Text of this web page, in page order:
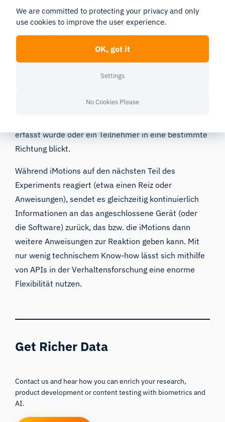
zwischen verschiedenen Geräten ist es auch möglich,
die Daten zum Auslösen von Ereignissen in iMotions
zu nutzen und sie sogar an das ursprüngliche Gerät
So lassen sich beispielsweise Befehle erstellen, die
sobald ein bestimmter Gesichtsausdruck gezeigt
erfasst wurde oderein Teilnehmer in eine bestimmte
Richtung blickt.
Während iMotions auf den nächsten Teil des
Experiments reagiert (etwa einen Reiz oder
Anweisungen), sendet es gleichzeitig kontinuierlich
Informationen an das angeschlossene Gerät (oder
die Software) zurück, das bzw. die iMotions dann
weitere Anweisungen zur Reaktion geben kann. Mit
nur wenig technischem Know-how lässt sich mithilfe
von APIs in der Verhaltensforschung eine enorme
Flexibilität nutzen.
Get Richer Data
Contact us and hear how you can enrich your research,
product development or content testing with biometrics and
AI.
We are committed to protecting your privacy and only
use cookies to improve the user experience.
OK, got it
Settings
No Cookies Please